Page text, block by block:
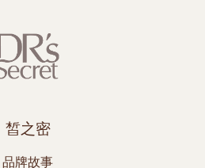
皙之密
品牌故事